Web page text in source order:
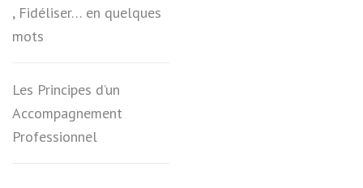
, Fidéliser… en quelques
mots
Les Principes d’un
Accompagnement
Professionnel